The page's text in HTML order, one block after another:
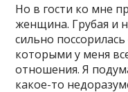
Но в гости ко мне
женщина. Грубая и
сильно
которыми у меня
отношения. Я
какое-то